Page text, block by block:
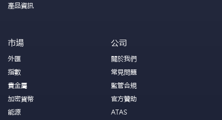
產品資訊
市場
外匯
指數
貴金屬
加密貨幣
能源
公司
關於我們
常見問題
監管合規
官方贊助
ATAS